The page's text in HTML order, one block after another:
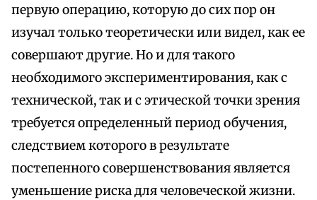
первую операцию, которую до сих пор он
изучал только теоретически или видел, как ее
совершают другие. Но и для такого
необходимого экспериментирования, как с
технической, так и с этической точки зрения
требуется определенный период обучения,
следствием которого в результате
постепенного совершенствования является
уменьшение риска для человеческой жизни.